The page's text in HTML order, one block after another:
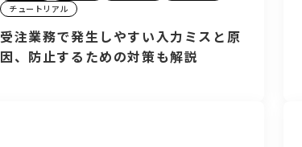
チュートリアル
受注業務で発生しやすい入力ミスと原
因、防止するための対策も解説